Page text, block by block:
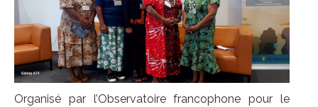
Organisé par l’Observatoire francophone pour le